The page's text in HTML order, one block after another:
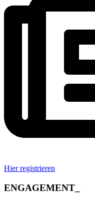
Hier registrieren
ENGAGEMENT_